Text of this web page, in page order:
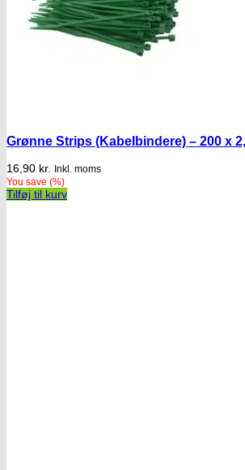
Grønne Strips (Kabelbindere) – 200 x
16,90 kr. Inkl. moms
You save (%)
Tilføj til kurv